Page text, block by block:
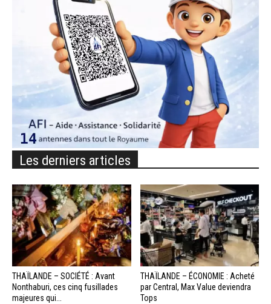
Les derniers articles
THAÏLANDE – SOCIÉTÉ : Avant
Nonthaburi, ces cinq fusillades
majeures qui...
THAÏLANDE – ÉCONOMIE : Acheté
par Central, Max Value deviendra
Tops